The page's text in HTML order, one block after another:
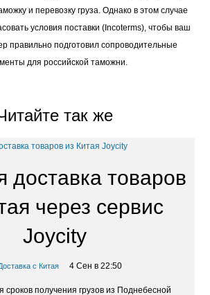
и перевозку груза. Однако в этом случае
условия поставки (Incoterms), чтобы ваш
правильно подготовил сопроводительные
для российской таможни.
так же
доставка товаров
через сервис
Joycity
с Китая 4 Сен в 22:50
сроков получения грузов из Поднебесной